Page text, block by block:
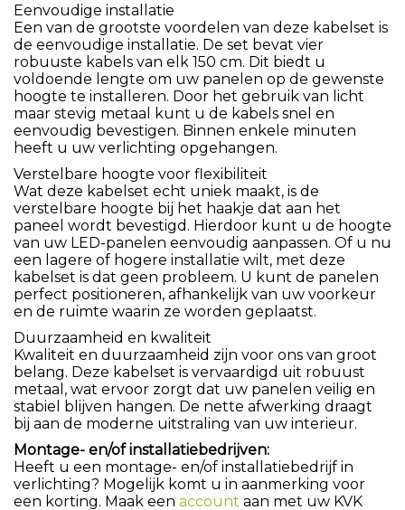
Eenvoudige installatie
Een van de grootste voordelen van deze kabelset is
de eenvoudige installatie. De set bevat vier
robuuste kabels van elk 150 cm. Dit biedt u
voldoende lengte om uw panelen op de gewenste
hoogte te installeren. Door het gebruik van licht
maar stevig metaal kunt u de kabels snel en
eenvoudig bevestigen. Binnen enkele minuten
heeft u uw verlichting opgehangen.
Verstelbare hoogte voor flexibiliteit
Wat deze kabelset echt uniek maakt, is de
verstelbare hoogte bij het haakje dat aan het
paneel wordt bevestigd. Hierdoor kunt u de hoogte
van uw LED-panelen eenvoudig aanpassen. Of u nu
een lagere of hogere installatie wilt, met deze
kabelset is dat geen probleem. U kunt de panelen
perfect positioneren, afhankelijk van uw voorkeur
en de ruimte waarin ze worden geplaatst.
Duurzaamheid en kwaliteit
Kwaliteit en duurzaamheid zijn voor ons van groot
belang. Deze kabelset is vervaardigd uit robuust
metaal, wat ervoor zorgt dat uw panelen veilig en
stabiel blijven hangen. De nette afwerking draagt
bij aan de moderne uitstraling van uw interieur.
Montage- en/of installatiebedrijven:
Heeft u een montage- en/of installatiebedrijf in
verlichting? Mogelijk komt u in aanmerking voor
een korting. Maak een account aan met uw KVK